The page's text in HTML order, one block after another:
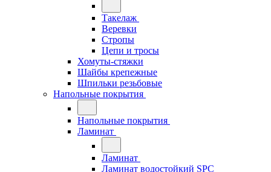
Такелаж
Веревки
Стропы
Цепи и тросы
Хомуты-стяжки
Шайбы крепежные
Шпильки резьбовые
Напольные покрытия
Напольные покрытия
Ламинат
Ламинат
Ламинат водостойкий SPC